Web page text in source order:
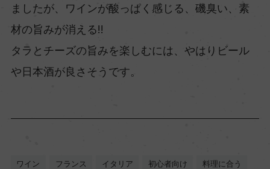
ましたが、ワインが酸っぱく感じる、磯臭い、素
材の旨みが消える!!
タラとチーズの旨みを楽しむには、やはりビール
や日本酒が良さそうです。
ワイン フランス イタリア 初心者向け 料理に合う